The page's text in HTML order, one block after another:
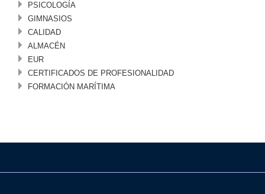
PSICOLOGÍA
GIMNASIOS
CALIDAD
ALMACÉN
EUR
CERTIFICADOS DE PROFESIONALIDAD
FORMACIÓN MARÍTIMA